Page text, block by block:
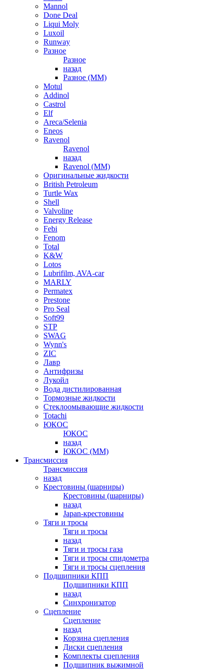
Mannol
Done Deal
Liqui Moly
Luxoil
Runway
Разное
Разное
назад
Разное (ММ)
Motul
Addinol
Castrol
Elf
Areca/Selenia
Eneos
Ravenol
Ravenol
назад
Ravenol (ММ)
Оригинальные жидкости
British Petroleum
Turtle Wax
Shell
Valvoline
Energy Release
Febi
Fenom
Total
K&W
Lotos
Lubrifilm, AVA-car
MARLY
Permatex
Prestone
Pro Seal
Soft99
STP
SWAG
Wynn's
ZIC
Лавр
Антифризы
Лукойл
Вода дистилированная
Тормозные жидкости
Стеклоомывающие жидкости
Totachi
ЮКОС
ЮКОС
назад
ЮКОС (ММ)
Трансмиссия
Трансмиссия
назад
Крестовины (шарниры)
Крестовины (шарниры)
назад
Japan-крестовины
Тяги и тросы
Тяги и тросы
назад
Тяги и тросы газа
Тяги и тросы спидометра
Тяги и тросы сцепления
Подшипники КПП
Подшипники КПП
назад
Синхронизатор
Сцепление
Сцепление
назад
Корзина сцепления
Диски сцепления
Комплекты сцепления
Подшипник выжимной